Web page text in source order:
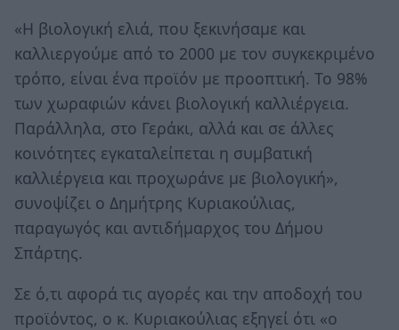
«Η βιολογική ελιά, που ξεκινήσαμε και
καλλιεργούμε από το 2000 με τον συγκεκριμένο
τρόπο, είναι ένα προϊόν με προοπτική. Το 98%
των χωραφιών κάνει βιολογική καλλιέργεια.
Παράλληλα, στο Γεράκι, αλλά και σε άλλες
κοινότητες εγκαταλείπεται η συμβατική
καλλιέργεια και προχωράνε με βιολογική»,
συνοψίζει ο Δημήτρης Κυριακούλιας,
παραγωγός και αντιδήμαρχος του Δήμου
Σπάρτης.
Σε ό,τι αφορά τις αγορές και την αποδοχή του
προϊόντος, ο κ. Κυριακούλιας εξηγεί ότι «ο